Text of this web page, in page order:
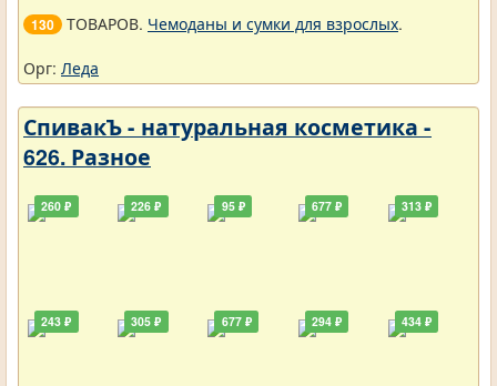
130 ТОВАРОВ. Чемоданы и сумки для взрослых.
Орг: Леда
СпивакЪ - натуральная косметика -
626. Разное
260 ₽
243 ₽
226 ₽
305 ₽
95 ₽
677 ₽
677 ₽
294 ₽
313 ₽
434 ₽